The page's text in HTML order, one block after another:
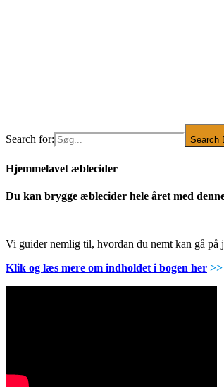
Search for: Search
Hjemmelavet æblecider
Du kan brygge æblecider hele året med
Vi guider nemlig til, hvordan du nemt kan gå på
Klik og læs mere om indholdet i bogen her >>